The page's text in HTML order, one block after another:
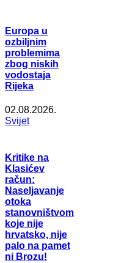
Europa u
ozbiljnim
problemima
zbog niskih
vodostaja
Rijeka
02.08.2026.
Svijet
Kritike na
Klasićev
račun:
Naseljavanje
otoka
stanovništvom
koje nije
hrvatsko, nije
palo na pamet
ni Brozu!